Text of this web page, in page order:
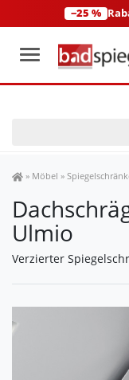
−25 %
+49 (0)2306 3744580
Spiegel Shop
» Möbel »
Ulmio
Verzierter